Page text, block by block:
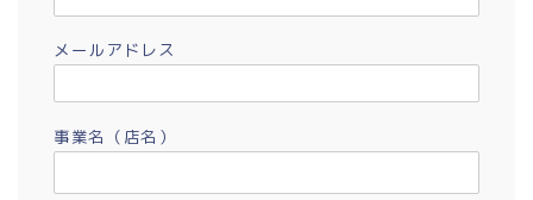
メールアドレス
事業名（店名）